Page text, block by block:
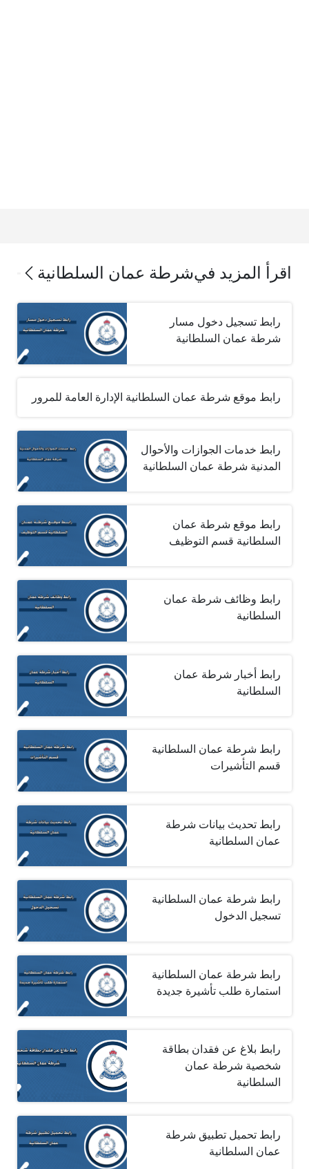
اقرأ المزيد فيشرطة عمان السلطانية
رابط تسجيل دخول مسار
شرطة عمان السلطانية
رابط موقع شرطة عمان السلطانية الإدارة العامة للمرور
رابط خدمات الجوازات والأحوال
المدنية شرطة عمان السلطانية
رابط موقع شرطة عمان
السلطانية قسم التوظيف
رابط وظائف شرطة عمان
السلطانية
رابط أخبار شرطة عمان
السلطانية
رابط شرطة عمان السلطانية
قسم التأشيرات
رابط تحديث بيانات شرطة
عمان السلطانية
رابط شرطة عمان السلطانية
تسجيل الدخول
رابط شرطة عمان السلطانية
استمارة طلب تأشيرة جديدة
رابط بلاغ عن فقدان بطاقة
شخصية شرطة عمان
السلطانية
رابط تحميل تطبيق شرطة
عمان السلطانية